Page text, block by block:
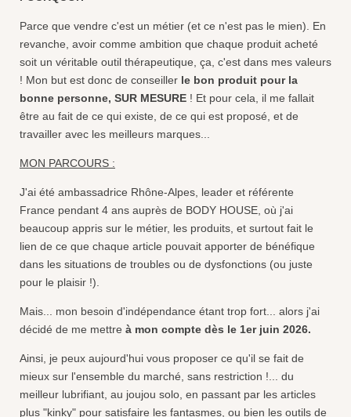
o
o
k
g
r
a
m
d
I
n
A
p
p
b
e
Parce que vendre c'est un métier (et ce n'est pas le mien). En
revanche, avoir comme ambition que chaque produit acheté
soit un véritable outil thérapeutique, ça, c'est dans mes valeurs
! Mon but est donc de conseiller le bon produit pour la
bonne personne, SUR MESURE ! Et pour cela, il me fallait
être au fait de ce qui existe, de ce qui est proposé, et de
travailler avec les meilleurs marques...
MON PARCOURS :
J'ai été ambassadrice Rhône-Alpes, leader et référente
France pendant 4 ans auprès de BODY HOUSE, où j'ai
beaucoup appris sur le métier, les produits, et surtout fait le
lien de ce que chaque article pouvait apporter de bénéfique
dans les situations de troubles ou de dysfonctions (ou juste
pour le plaisir !).
Mais... mon besoin d'indépendance étant trop fort... alors j'ai
décidé de me mettre à mon compte dès le 1er juin 2026.
Ainsi, je peux aujourd'hui vous proposer ce qu'il se fait de
mieux sur l'ensemble du marché, sans restriction !... du
meilleur lubrifiant, au joujou solo, en passant par les articles
plus "kinky" pour satisfaire les fantasmes, ou bien les outils de